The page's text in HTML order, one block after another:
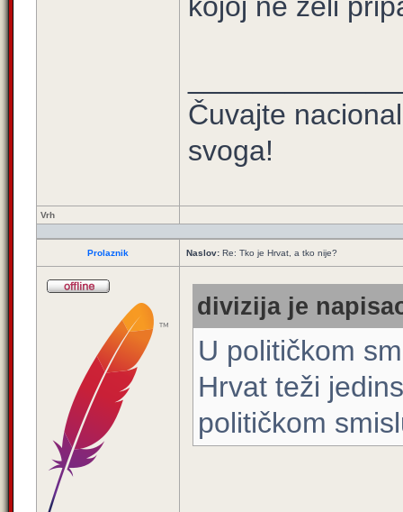
Čuvajte
svoga!
Vrh
Prolaznik Naslov: Re: Tko je Hrvat, a tko nije?
divizija je
U političkom
Hrvat teži
političkom